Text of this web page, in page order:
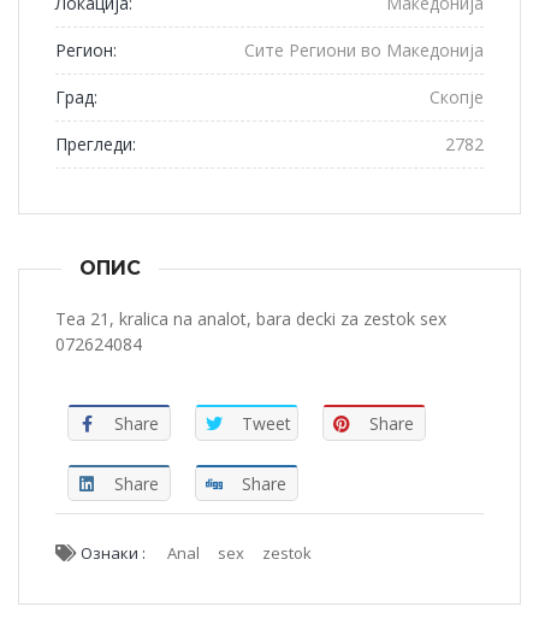
Регион: Сите Региони во Македонија
Град: Скопје
Прегледи: 2782
ОПИС
Tea 21, kralica na analot, bara decki za zestok sex
072624084
Share Tweet Share
Share Share
Ознаки : Anal sex zestok